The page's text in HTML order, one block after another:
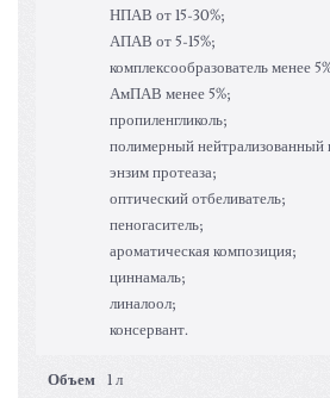
НПАВ от 15-30%;
АПАВ от 5-15%;
комплексообразователь менее
АмПАВ менее 5%;
пропиленгликоль;
полимерный нейтрализованный
энзим протеаза;
оптический отбеливатель;
пеногаситель;
ароматическая композиция;
циннамаль;
линалоол;
консервант.
Объем 1 л